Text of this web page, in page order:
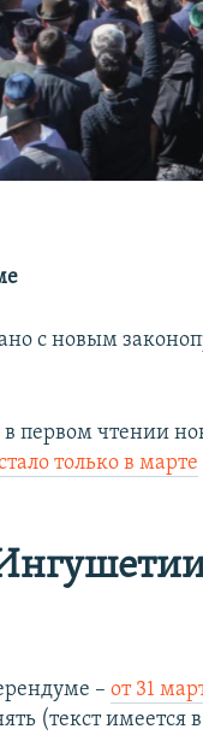
с новым
в первом чтении
только в марте
–​от 31
(текст имеется в